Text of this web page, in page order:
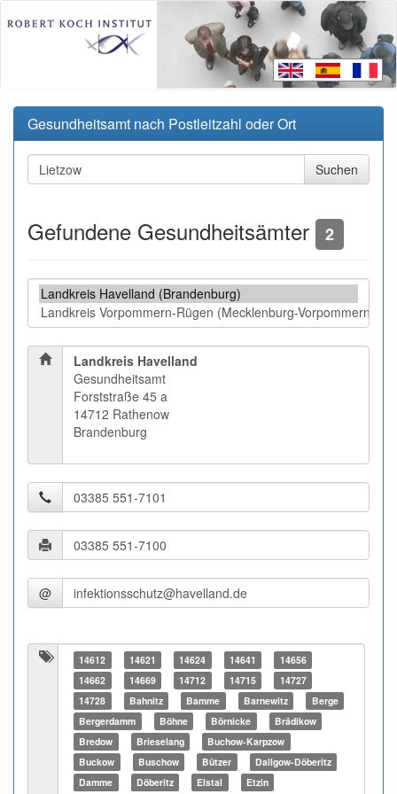
Gesundheitsamt nach Postleitzahl oder Ort
Gefundene Gesundheitsämter 2
Landkreis Havelland
Gesundheitsamt
Forststraße 45 a
14712 Rathenow
Brandenburg
@
14612 14621 14624 14641
14656
14662
14669 14712 14715
14727
14728
Bahnitz Bamme Barnewitz
Berge
Bergerdamm
Böhne Börnicke
Brädikow
Bredow
Brieselang
Buchow-Karpzow
Buckow
Buschow Bützer
Dallgow-Döberitz
Damme
Döberitz Elstal Etzin